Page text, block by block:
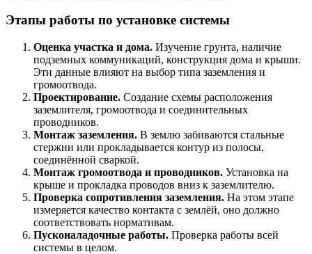
Этапы работы по установке системы
Оценка участка и дома. Изучение грунта, наличие
подземных коммуникаций, конструкция дома и крыши.
Эти данные влияют на выбор типа заземления и
громоотвода.
Проектирование. Создание схемы расположения
заземлителя, громоотвода и соединительных
проводников.
Монтаж заземления. В землю забиваются стальные
стержни или прокладывается контур из полосы,
соединённой сваркой.
Монтаж громоотвода и проводников. Установка на
крыше и прокладка проводов вниз к заземлителю.
Проверка сопротивления заземления. На этом этапе
измеряется качество контакта с землёй, оно должно
соответствовать нормативам.
Пусконаладочные работы. Проверка работы всей
системы в целом.